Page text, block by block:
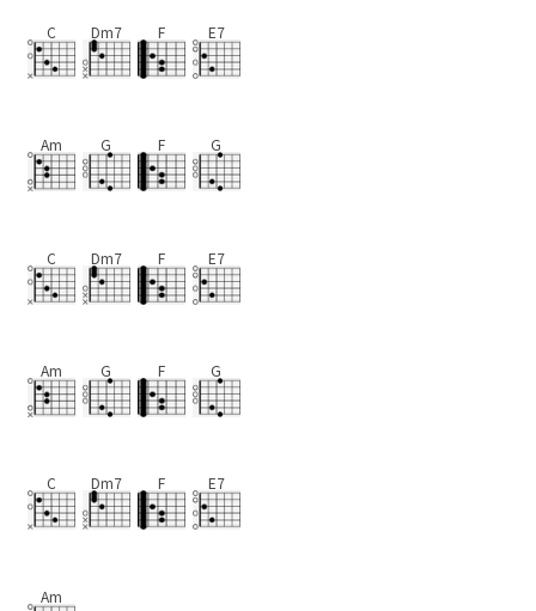
C Dm7 F E7
Am G F G
C Dm7 F E7
Am G F G
C Dm7 F E7
Am